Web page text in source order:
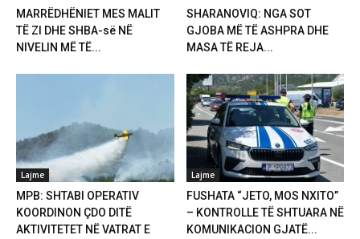
MARRËDHËNIET MES MALIT
TË ZI DHE SHBA-së NË
NIVELIN MË TË...
SHARANOVIQ: NGA SOT
GJOBA MË TË ASHPRA DHE
MASA TË REJA...
Lajme
MPB: SHTABI OPERATIV
KOORDINON ÇDO DITË
AKTIVITETET NË VATRAT E
Lajme
FUSHATA “JETO, MOS NXITO”
– KONTROLLE TË SHTUARA NË
KOMUNIKACION GJATË...